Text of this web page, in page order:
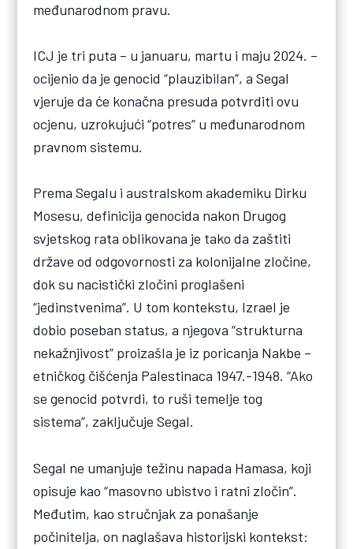
međunarodnom pravu.
ICJ je tri puta – u januaru, martu i maju 2024. –
ocijenio da je genocid “plauzibilan”, a Segal
vjeruje da će konačna presuda potvrditi ovu
ocjenu, uzrokujući “potres” u međunarodnom
pravnom sistemu.
Prema Segalu i australskom akademiku Dirku
Mosesu, definicija genocida nakon Drugog
svjetskog rata oblikovana je tako da zaštiti
države od odgovornosti za kolonijalne zločine,
dok su nacistički zločini proglašeni
“jedinstvenima”. U tom kontekstu, Izrael je
dobio poseban status, a njegova “strukturna
nekažnjivost” proizašla je iz poricanja Nakbe –
etničkog čišćenja Palestinaca 1947.-1948. “Ako
se genocid potvrdi, to ruši temelje tog
sistema”, zaključuje Segal.
Segal ne umanjuje težinu napada Hamasa, koji
opisuje kao “masovno ubistvo i ratni zločin”.
Međutim, kao stručnjak za ponašanje
počinitelja, on naglašava historijski kontekst: